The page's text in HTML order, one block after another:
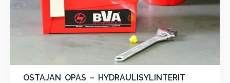
OSTAJAN OPAS – HYDRAULISYLINTERIT